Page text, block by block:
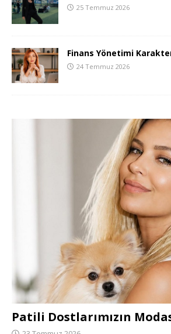
25 Temmuz 2026
Finans Yönetimi
24 Temmuz 2026
Patili Dostlarımızın